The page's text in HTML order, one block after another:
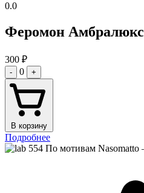
0.0
Феромон Амбралюкс
300 ₽
- 0 +
В корзину
Подробнее